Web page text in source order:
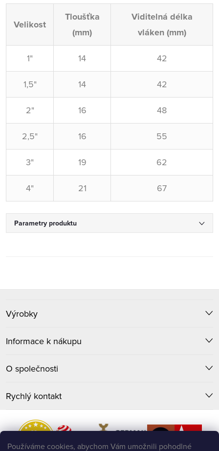
Používáme cookies, abychom Vám umožnili pohodlné
Velikost
Tloušťka
(mm)
Viditelná délka
vláken (mm)
1" 14 42
1,5" 14 42
2" 16 48
2,5" 16 55
3" 19 62
4" 21 67
Parametry produktu
á
p
a
Výrobky
Informace k nákupu
O společnosti
Rychlý kontakt